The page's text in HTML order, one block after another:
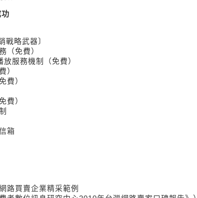
戰略武器〕
（免費）
服務機制（免費）
）
費）
費）
箱
路買賣企業精采範例